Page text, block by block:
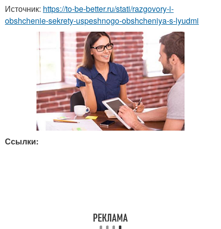
Источник: https://to-be-better.ru/stati/razgovory-i-
obshchenie-sekrety-uspeshnogo-obshcheniya-s-lyudmi
Ссылки: